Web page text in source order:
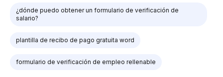
¿dónde puedo obtener un formulario de verificación de
salario?
plantilla de recibo de pago gratuita word
formulario de verificación de empleo rellenable